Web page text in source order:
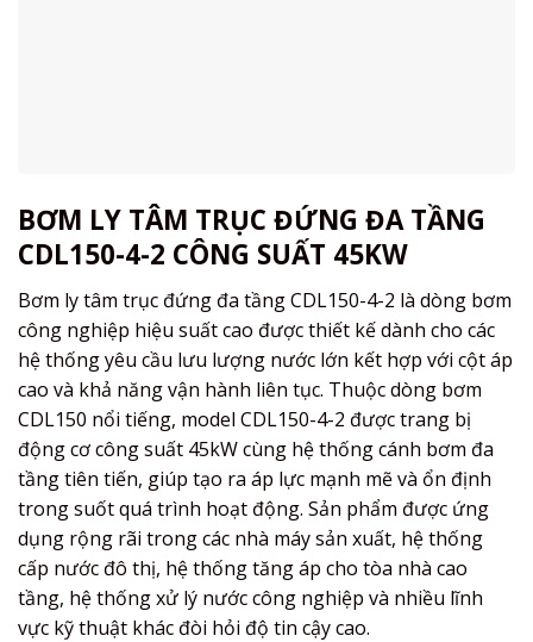
BƠM LY TÂM TRỤC ĐỨNG ĐA TẦNG
CDL150-4-2 CÔNG SUẤT 45KW
Bơm ly tâm trục đứng đa tầng CDL150-4-2 là dòng bơm
công nghiệp hiệu suất cao được thiết kế dành cho các
hệ thống yêu cầu lưu lượng nước lớn kết hợp với cột áp
cao và khả năng vận hành liên tục. Thuộc dòng bơm
CDL150 nổi tiếng, model CDL150-4-2 được trang bị
động cơ công suất 45kW cùng hệ thống cánh bơm đa
tầng tiên tiến, giúp tạo ra áp lực mạnh mẽ và ổn định
trong suốt quá trình hoạt động. Sản phẩm được ứng
dụng rộng rãi trong các nhà máy sản xuất, hệ thống
cấp nước đô thị, hệ thống tăng áp cho tòa nhà cao
tầng, hệ thống xử lý nước công nghiệp và nhiều lĩnh
vực kỹ thuật khác đòi hỏi độ tin cậy cao.